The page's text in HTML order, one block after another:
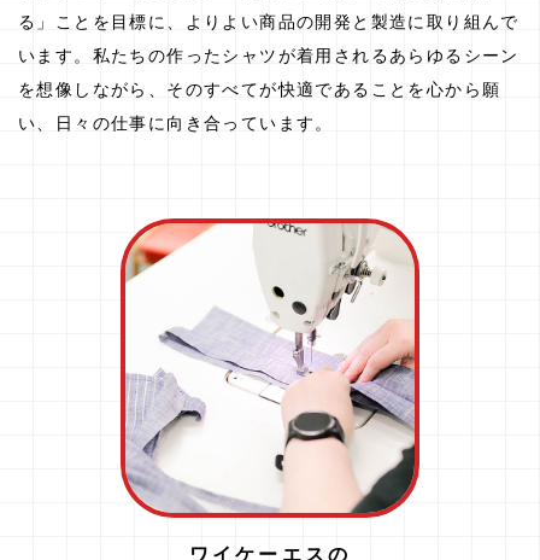
る」ことを目標に、
よりよい商品の開発と製造に取り組んで
います。 私たちの作ったシャツが着用されるあらゆるシーン
を想像しながら、 そのすべてが快適であることを心から願
い、日々の仕事に向き合っています。
ワイケーエスの